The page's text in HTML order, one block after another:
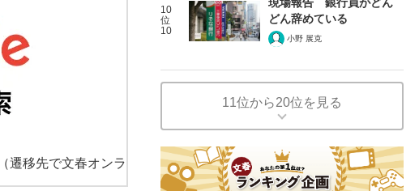
（遷移先で文春オンラ
10
位
10
現場報告 銀行員がどん
どん辞めている
小野 展克
11位から20位を見る